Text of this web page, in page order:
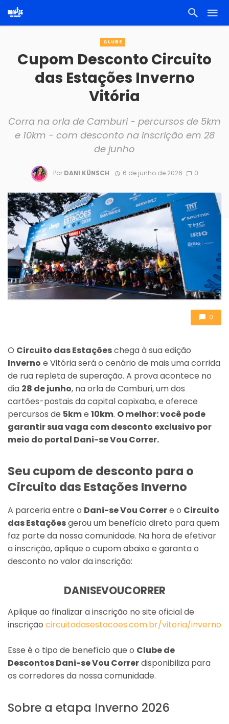
CLUBE
Cupom Desconto Circuito
das Estações Inverno
Vitória
Corra na orla de Camburi - percursos de 5km
e 10km - com desconto na inscrição em 28
de junho
Por DANI KÜNSCH 6 de junho de 2026 0
0
O Circuito das Estaçõeschega à sua edição
Inverno e Vitória será o cenário de mais uma corrida
de rua repleta de superação. A prova acontece no
dia 28 de junho, na orla de Camburi, um dos
cartões-postais da capital capixaba, e oferece
percursos de 5kme 10km. O melhor: você pode
garantir sua vaga com desconto exclusivo por
meio do portal Dani-se Vou Correr.
Seu cupom de desconto para o
Circuito das Estações Inverno
A parceria entre o Dani-se Vou Correre o Circuito
das Estaçõesgerou um benefício direto para quem
faz parte da nossa comunidade. Na hora de efetivar
a inscrição, aplique o cupom abaixo e garanta o
desconto no valor da inscrição:
DANISEVOUCORRER
Aplique ao finalizar a inscrição no site oficial de
inscrição circuitodasestacoes.com.br/vitoria/inverno
Esse é o tipo de benefício que o Clube de
Descontos Dani-se Vou Correrdisponibiliza para
os corredores da nossa comunidade.
Sobre a etapa Inverno 2026